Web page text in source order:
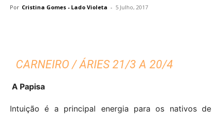
Por Cristina Gomes - Lado Violeta - 5 Julho, 2017
CARNEIRO / ÁRIES 21/3 A 20/4
A Papisa
Intuição é a principal energia para os nativos de